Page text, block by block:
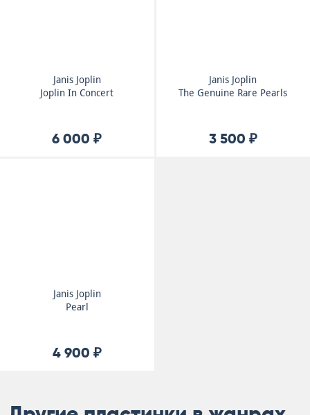
Janis Joplin
Joplin In Concert
6 000 ₽
Janis Joplin
The Genuine Rare Pearls
3 500 ₽
Janis Joplin
Pearl
4 900 ₽